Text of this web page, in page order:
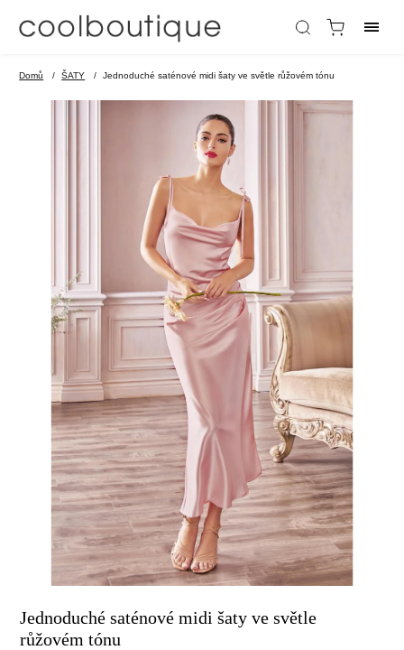
Domů / ŠATY / Jednoduché saténové midi šaty ve světle růžovém tónu
Jednoduché saténové midi šaty ve světle
růžovém tónu